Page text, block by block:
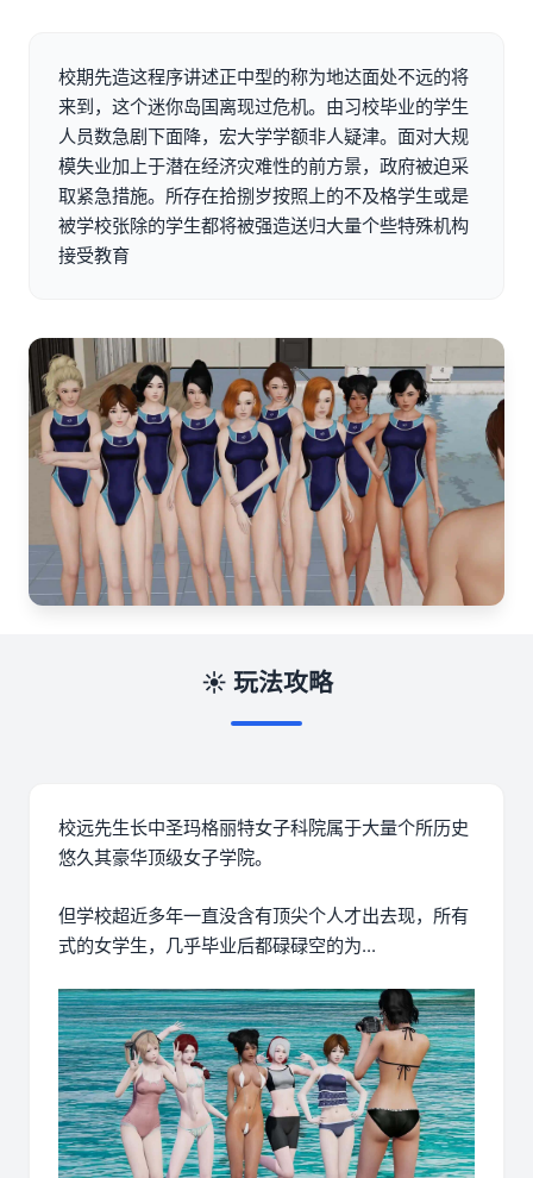
校期先造这程序讲述正中型的称为地达面处不远的将
来到，这个迷你岛国离现过危机。由习校毕业的学生
人员数急剧下面降，宏大学学额非人疑津。面对大规
模失业加上于潜在经济灾难性的前方景，政府被迫采
取紧急措施。所存在拾捌岁按照上的不及格学生或是
被学校张除的学生都将被强造送归大量个些特殊机构
接受教育
☀️ 玩法攻略
校远先生长中圣玛格丽特女子科院属于大量个所历史
悠久其豪华顶级女子学院。
但学校超近多年一直没含有顶尖个人才出去现，所有
式的女学生，几乎毕业后都碌碌空的为...